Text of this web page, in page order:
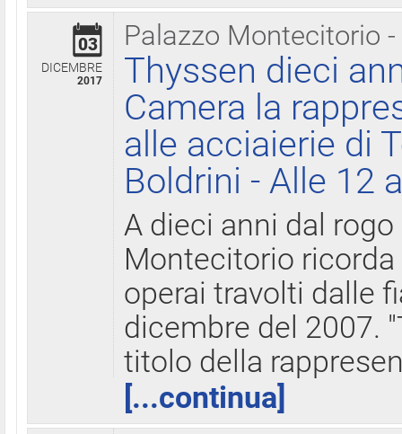
Palazzo Montecitorio
03
DICEMBRE
2017
Thyssen dieci
Camera la
alle acciaierie di
Boldrini - Alle 12
A dieci anni dal
Montecitorio
operai travolti dalle
dicembre del 2007.
titolo della
[...continua]